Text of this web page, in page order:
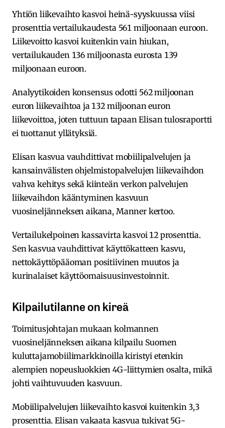
Yhtiön liikevaihto kasvoi heinä-syyskuussa viisi
prosenttia vertailukaudesta 561 miljoonaan euroon.
Liikevoitto kasvoi kuitenkin vain hiukan,
vertailukauden 136 miljoonasta eurosta 139
miljoonaan euroon.
Analyytikoiden konsensus odotti 562 miljoonan
euron liikevaihtoa ja 132 miljoonan euron
liikevoittoa, joten tuttuun tapaan Elisan tulosraportti
ei tuottanut yllätyksiä.
Elisan kasvua vauhdittivat mobiilipalvelujen ja
kansainvälisten ohjelmistopalvelujen liikevaihdon
vahva kehitys sekä kiinteän verkon palvelujen
liikevaihdon kääntyminen kasvuun
vuosineljänneksen aikana, Manner kertoo.
Vertailukelpoinen kassavirta kasvoi 12 prosenttia.
Sen kasvua vauhdittivat käyttökatteen kasvu,
nettokäyttöpääoman positiivinen muutos ja
kurinalaiset käyttöomaisuusinvestoinnit.
Kilpailutilanne on kireä
Toimitusjohtajan mukaan kolmannen
vuosineljänneksen aikana kilpailu Suomen
kuluttajamobiilimarkkinoilla kiristyi etenkin
alempien nopeusluokkien 4G-liittymien osalta, mikä
johti vaihtuvuuden kasvuun.
Mobiilipalvelujen liikevaihto kasvoi kuitenkin 3,3
prosenttia. Elisan vakaata kasvua tukivat 5G-